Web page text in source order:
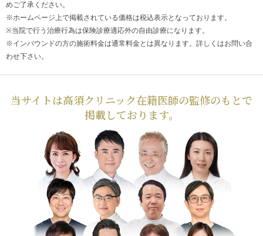
めご了承ください。
※ホームページ上で掲載されている価格は税込表示となっております。
※当院で行う治療行為は保険診療適応外の自由診療になります。
※インバウンドの方の施術料金は通常料金とは異なります。詳しくはお問い合
わせ下さい。
当サイトは高須クリニック在籍医師の監修のもとで
掲載しております。